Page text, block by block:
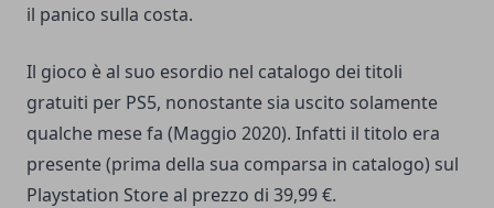
il panico sulla costa.
Il gioco è al suo esordio nel catalogo dei titoli
gratuiti per PS5, nonostante sia uscito solamente
qualche mese fa (Maggio 2020). Infatti il titolo era
presente (prima della sua comparsa in catalogo) sul
Playstation Store al prezzo di 39,99 €.